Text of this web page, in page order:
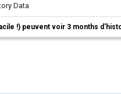
Data
!) peuvent voir 3 months